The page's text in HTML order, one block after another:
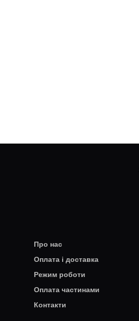
Про нас
Оплата і доставка
Режим роботи
Оплата частинами
Контакти